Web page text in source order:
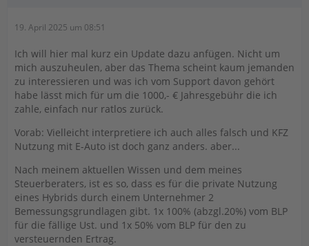
19. April 2025 um 08:51
Ich will hier mal kurz ein Update dazu anfügen. Nicht um
mich auszuheulen, aber das Thema scheint kaum jemanden
zu interessieren und was ich vom Support davon gehört
habe lässt mich für um die 1000,- € Jahresgebühr die ich
zahle, einfach nur ratlos zurück.
Vorab: Vielleicht interpretiere ich auch alles falsch und KFZ
Nutzung mit E-Auto ist doch ganz anders. aber...
Nach meinem aktuellen Wissen und dem meines
Steuerberaters, ist es so, dass es für die private Nutzung
eines Hybrids durch einem Unternehmer 2
Bemessungsgrundlagen gibt. 1x 100% (abzgl.20%) vom BLP
für die fällige Ust. und 1x 50% vom BLP für den zu
versteuernden Ertrag.